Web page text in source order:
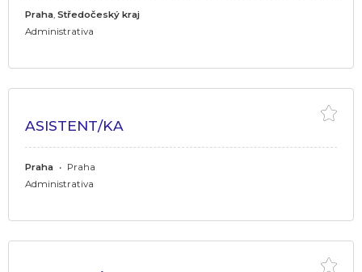
Praha Středočeský kraj
Administrativa
ASISTENT/KA
Praha • Praha
Administrativa